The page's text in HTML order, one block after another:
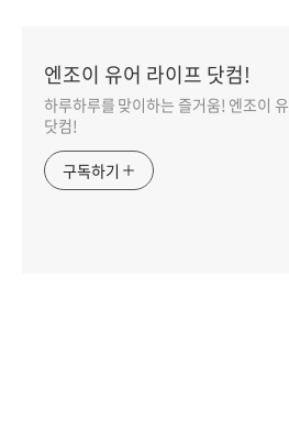
엔조이 유어 라이프 닷컴!
하루하루를 맞이하는 즐거움! 엔조이
닷컴!
구독하기